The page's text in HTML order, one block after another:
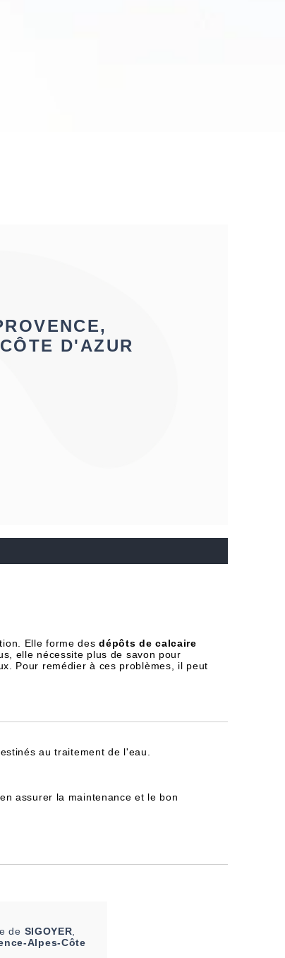
D'AZUR
Elle forme desdépôts de calcaire
elle nécessite plus de savon pour
Pour remédier à ces problèmes, il peut
au traitement de l'eau.
assurer la maintenance et le bon
de SIGOYER,
Alpes-Côte